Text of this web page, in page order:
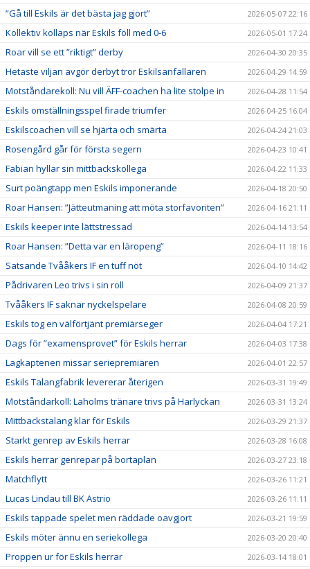
”Gå till Eskils är det bästa jag gjort”
2026-05-07 22:16
Kollektiv kollaps när Eskils föll med 0-6 2026-05-01 17:24
Roar vill se ett ”riktigt” derby 2026-04-30 20:35
Hetaste viljan avgör derbyt tror Eskilsanfallaren 2026-04-29 14:59
Motståndarekoll: Nu vill ÄFF-coachen ha lite stolpe in 2026-04-28 11:54
Eskils omställningsspel firade triumfer 2026-04-25 16:04
Eskilscoachen vill se hjärta och smärta 2026-04-24 21:03
Rosengård går för första segern 2026-04-23 10:41
Fabian hyllar sin mittbackskollega 2026-04-22 11:33
Surt poängtapp men Eskils imponerande 2026-04-18 20:50
Roar Hansen: ”Jätteutmaning att möta storfavoriten” 2026-04-16 21:11
Eskils keeper inte lättstressad 2026-04-14 13:54
Roar Hansen: ”Detta var en läropeng” 2026-04-11 18:16
Satsande Tvååkers IF en tuff nöt 2026-04-10 14:42
Pådrivaren Leo trivs i sin roll 2026-04-09 21:37
Tvååkers IF saknar nyckelspelare 2026-04-08 20:59
Eskils tog en välförtjänt premiärseger 2026-04-04 17:21
Dags för ”examensprovet” för Eskils herrar 2026-04-03 17:38
Lagkaptenen missar seriepremiären 2026-04-01 22:57
Eskils Talangfabrik levererar återigen 2026-03-31 19:49
Motståndarkoll: Laholms tränare trivs på Harlyckan 2026-03-31 13:24
Mittbackstalang klar för Eskils 2026-03-29 21:37
Starkt genrep av Eskils herrar 2026-03-28 16:08
Eskils herrar genrepar på bortaplan 2026-03-27 23:18
Matchflytt 2026-03-26 11:21
Lucas Lindau till BK Astrio 2026-03-26 11:11
Eskils tappade spelet men räddade oavgjort 2026-03-21 19:59
Eskils möter ännu en seriekollega 2026-03-20 20:40
Proppen ur för Eskils herrar 2026-03-14 18:01